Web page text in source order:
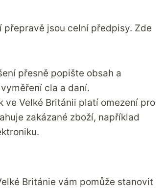
jsou celní předpisy. Zde
přesně popište obsah a
cla a daní.
ve Velké Británii platí omezení pro
zakázané zboží, například
Británie vám pomůže stanovit